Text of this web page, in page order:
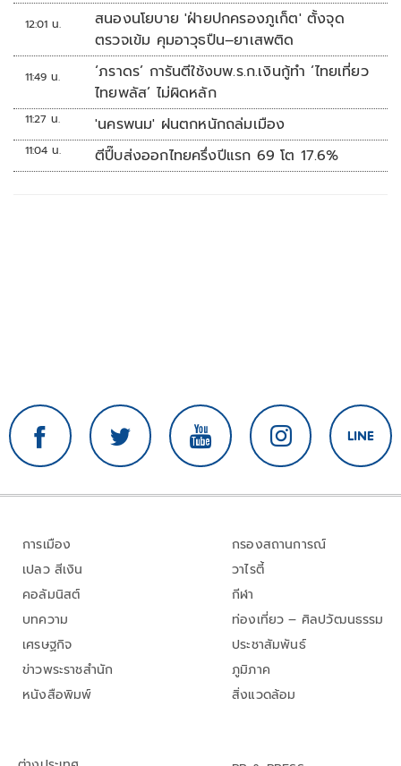
12:01 น.
สนองนโยบาย 'ฝ่ายปกครองภูเก็ต' ตั้งจุด
ตรวจเข้ม คุมอาวุธปืน–ยาเสพติด
11:49 น.
‘ภราดร’ การันตีใช้งบพ.ร.ก.เงินกู้ทำ ‘ไทยเที่ยว
ไทยพลัส’ ไม่ผิดหลัก
11:27 น. 'นครพนม' ฝนตกหนักถล่มเมือง
11:04 น. ตีปี๊บส่งออกไทยครึ่งปีแรก 69 โต 17.6%
การเมือง
เปลว สีเงิน
คอลัมนิสต์
บทความ
เศรษฐกิจ
ข่าวพระราชสำนัก
หนังสือพิมพ์
กรองสถานการณ์
วาไรตี้
กีฬา
ท่องเที่ยว – ศิลปวัฒนธรรม
ประชาสัมพันธ์
ภูมิภาค
สิ่งแวดล้อม